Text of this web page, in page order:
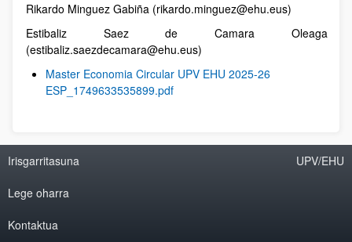
Rikardo Minguez Gabiña (rikardo.minguez@ehu.eus)
Estibaliz Saez de Camara Oleaga
(estibaliz.saezdecamara@ehu.eus)
Master Economia Circular UPV EHU 2025-26
ESP_1749633535899.pdf
Irisgarritasuna
Lege oharra
Kontaktua
UPV/EHU